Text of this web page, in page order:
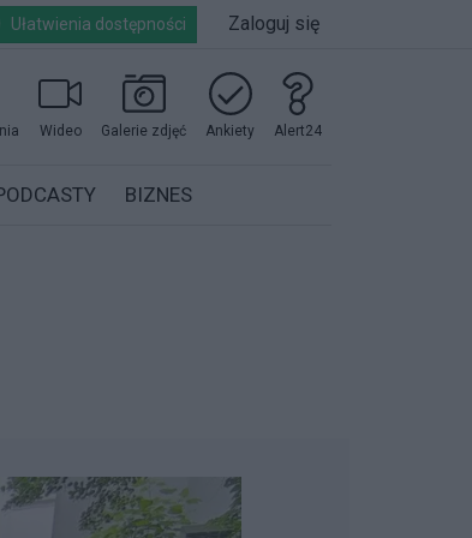
Ułatwienia dostępności Zaloguj się
Wideo Galerie zdjęć Ankiety Alert24
BIZNES